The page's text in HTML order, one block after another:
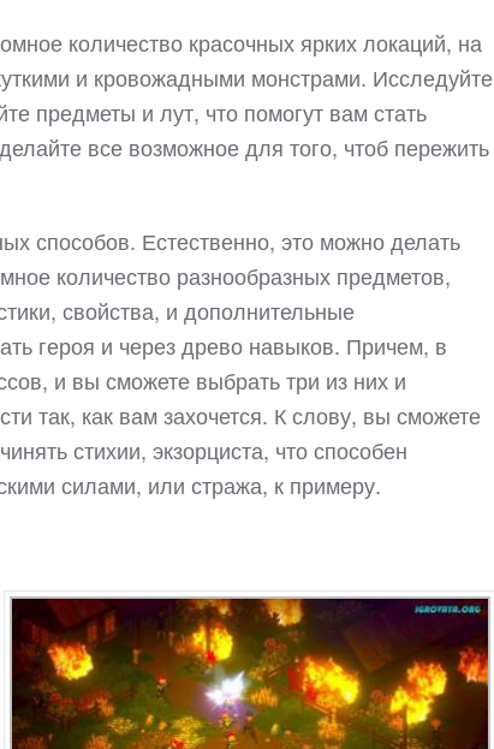
количество красочных ярких локаций, на
и кровожадными монстрами. Исследуйте
предметы и лут, что помогут вам стать
все возможное для того, чтоб пережить
способов. Естественно, это можно делать
количество разнообразных предметов,
свойства, и дополнительные
героя и через древо навыков. Причем, в
и вы сможете выбрать три из них и
так, как вам захочется. К слову, вы сможете
стихии, экзорциста, что способен
силами, или стража, к примеру.